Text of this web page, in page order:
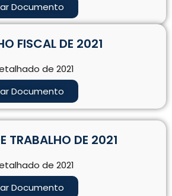
Documento
FISCAL DE 2021
de 2021
Documento
TRABALHO DE 2021
de 2021
Documento